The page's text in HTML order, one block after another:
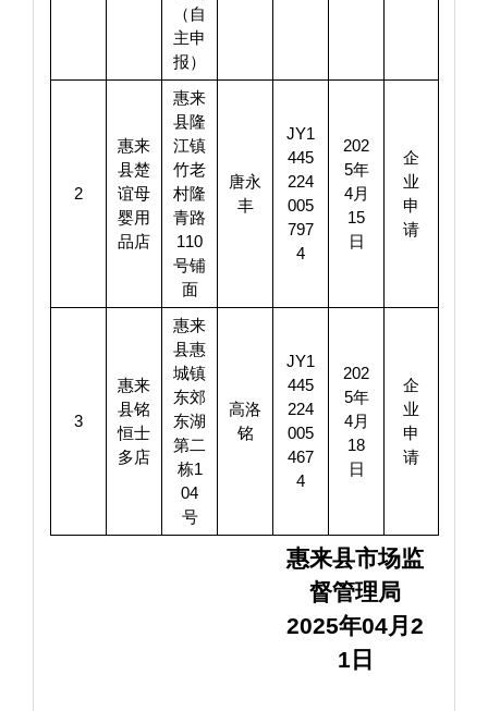
（自
主申
报）
2
惠来
县楚
谊母
婴用
品店
惠来
县隆
江镇
竹老
村隆
青路
110
号铺
面
唐永
丰
JY1
445
224
005
797
4
202
5年
4月
15
日
企
业
申
请
3
惠来
县铭
恒士
多店
惠来
县惠
城镇
东郊
东湖
第二
栋1
04
号
高洛
铭
JY1
445
224
005
467
4
202
5年
4月
18
日
企
业
申
请
惠来县市场监
督管理局
2025年04月2
1日